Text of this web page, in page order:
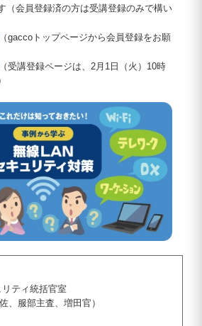
（会員登録済の方は受講登録のみで構い
gaccoトップページから会員登録をお願
受講登録ページは、2月1日（火）10時
ティ統括官室
、服部主査、増田官）